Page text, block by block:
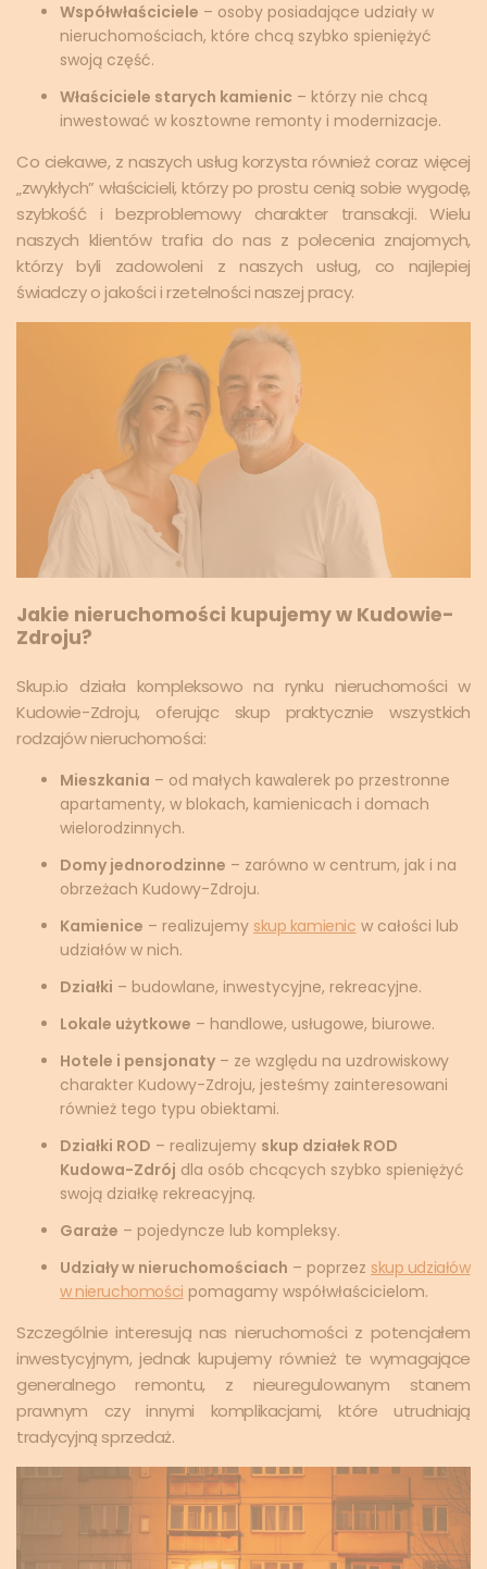
Współwłaściciele – osoby posiadające udziały w
nieruchomościach, które chcą szybko spieniężyć
swoją część.
Właściciele starych kamienic – którzy nie chcą
inwestować w kosztowne remonty i modernizacje.
Co ciekawe, z naszych usług korzysta również coraz więcej
„zwykłych” właścicieli, którzy po prostu cenią sobie wygodę,
szybkość i bezproblemowy charakter transakcji. Wielu
naszych klientów trafia do nas z polecenia znajomych,
którzy byli zadowoleni z naszych usług, co najlepiej
świadczy o jakości i rzetelności naszej pracy.
Jakie nieruchomości kupujemy w Kudowie-
Zdroju?
Skup.io działa kompleksowo na rynku nieruchomości w
Kudowie-Zdroju, oferując skup praktycznie wszystkich
rodzajów nieruchomości:
Mieszkania – od małych kawalerek po przestronne
apartamenty, w blokach, kamienicach i domach
wielorodzinnych.
Domy jednorodzinne – zarówno w centrum, jak i na
obrzeżach Kudowy-Zdroju.
Kamienice – realizujemy skup kamienic w całości lub
udziałów w nich.
Działki – budowlane, inwestycyjne, rekreacyjne.
Lokale użytkowe – handlowe, usługowe, biurowe.
Hotele i pensjonaty – ze względu na uzdrowiskowy
charakter Kudowy-Zdroju, jesteśmy zainteresowani
również tego typu obiektami.
Działki ROD – realizujemy skup działek ROD
Kudowa-Zdrój dla osób chcących szybko spieniężyć
swoją działkę rekreacyjną.
Garaże – pojedyncze lub kompleksy.
Udziały w nieruchomościach – poprzez skup udziałów
w nieruchomości pomagamy współwłaścicielom.
Szczególnie interesują nas nieruchomości z potencjałem
inwestycyjnym, jednak kupujemy również te wymagające
generalnego remontu, z nieuregulowanym stanem
prawnym czy innymi komplikacjami, które utrudniają
tradycyjną sprzedaż.